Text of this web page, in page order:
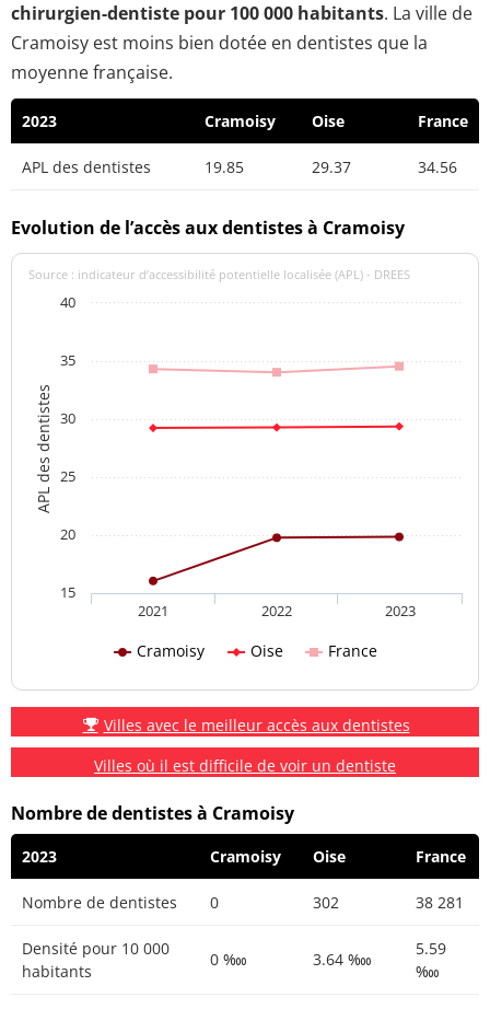
chirurgien-dentiste pour 100 000 habitants. La ville de
Cramoisy est moins bien dotée en dentistes que la
moyenne française.
2023 Cramoisy Oise France
APL des dentistes 19.85 29.37 34.56
Evolution de l’accès aux dentistes à Cramoisy
APL des dentistes
Source : indicateur d’accessibilité potentielle localisée (APL) - DREES
Cramoisy Oise France
2021 2022 2023
15
20
25
30
35
40
Villes avec le meilleur accès aux dentistes
Villes où il est difficile de voir un dentiste
Nombre de dentistes à Cramoisy
2023 Cramoisy Oise France
Nombre de dentistes 0 302 38 281
Densité pour 10 000
habitants
0 ‱ 3.64 ‱
5.59
‱